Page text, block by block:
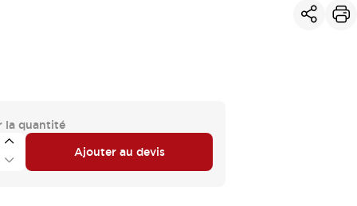
la quantité
Ajouter au devis